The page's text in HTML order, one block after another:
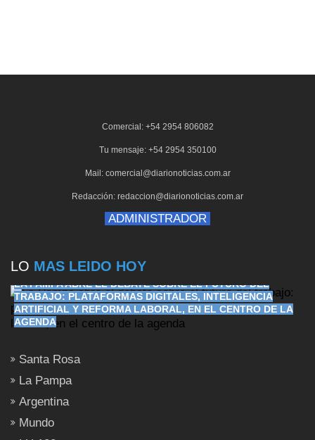
Comercial: +54 2954 806082
Tu mensaje: +54 2954 350100
Mail: comercial@diarionoticias.com.ar
Redacción: redaccion@diarionoticias.com.ar
ADMINISTRADOR
LO MAS LEIDO HOY
LA PAMPA ABRE EL DEBATE SOBRE EL FUTURO DEL
TRABAJO: PLATAFORMAS DIGITALES, INTELIGENCIA
ARTIFICIAL Y REFORMA LABORAL, EN EL CENTRO DE LA
AGENDA
Santa Rosa
La Pampa
Argentina
Mundo